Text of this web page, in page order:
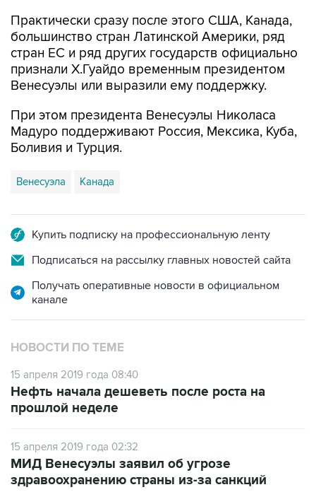
Практически сразу после этого США, Канада,
большинство стран Латинской Америки, ряд
стран ЕС и ряд других государств официально
признали Х.Гуайдо временным президентом
Венесуэлы или выразили ему поддержку.
При этом президента Венесуэлы Николаса
Мадуро поддерживают Россия, Мексика, Куба,
Боливия и Турция.
Венесуэла Канада
Купить подписку на профессиональную ленту
Подписаться на рассылку главных новостей сайта
Получать оперативные новости в официальном
канале
НОВОСТИ ПО ТЕМЕ
15 апреля 2019 года 08:40
Нефть начала дешеветь после роста на
прошлой неделе
15 апреля 2019 года 02:32
МИД Венесуэлы заявил об угрозе
здравоохранению страны из-за санкций